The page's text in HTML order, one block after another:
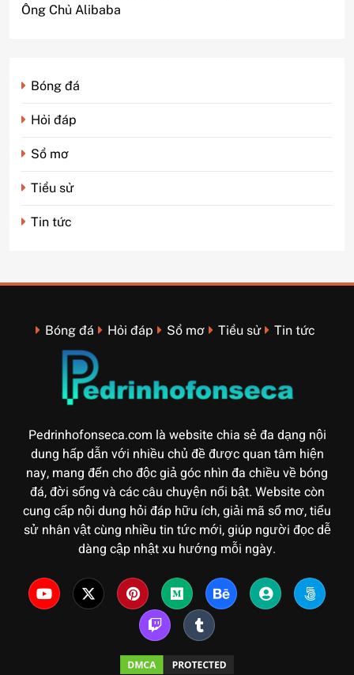
Ông Chủ Alibaba
Bóng đá
Hỏi đáp
Sổ mơ
Tiểu sử
Tin tức
Bóng đá Hỏi đáp Sổ mơ Tiểu sử Tin tức
Pedrinhofonseca.com là website chia sẻ đa dạng nội
dung hấp dẫn với nhiều chủ đề được quan tâm hiện
nay, mang đến cho độc giả góc nhìn đa chiều về bóng
đá, đời sống và các câu chuyện nổi bật. Website còn
cung cấp nội dung hỏi đáp hữu ích, giải mã sổ mơ, tiểu
sử nhân vật cùng nhiều tin tức mới, giúp người đọc dễ
dàng cập nhật xu hướng mỗi ngày.